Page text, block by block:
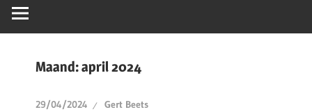
Maand:april 2024
29/04/2024 Gert Beets